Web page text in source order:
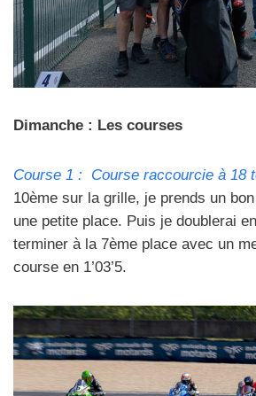
Dimanche : Les courses
Course 1 : Course raccourcie à 18
10ème sur la grille, je prends un
une petite place. Puis je doublerai
terminer à la 7ème place avec un
course en 1’03’5.